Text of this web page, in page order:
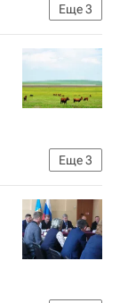
Еще3
Еще3